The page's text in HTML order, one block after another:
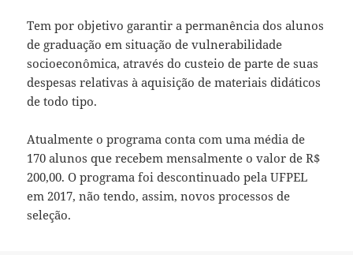
Tem por objetivo garantir a permanência dos alunos
de graduação em situação de vulnerabilidade
socioeconômica, através do custeio de parte de suas
despesas relativas à aquisição de materiais didáticos
de todo tipo.
Atualmente o programa conta com uma média de
170 alunos que recebem mensalmente o valor de R$
200,00. O programa foi descontinuado pela UFPEL
em 2017, não tendo, assim, novos processos de
seleção.